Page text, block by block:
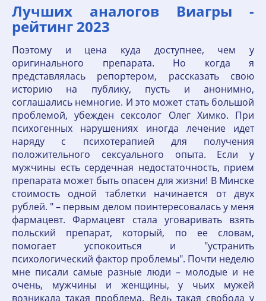
Лучших аналогов Виагры -
рейтинг 2023
Поэтому и цена куда доступнее, чем у
оригинального препарата. Но когда я
представлялась репортером, рассказать свою
историю на публику, пусть и анонимно,
соглашались немногие. И это может стать большой
проблемой, убежден сексолог Олег Химко. При
психогенных нарушениях иногда лечение идет
наряду с психотерапией для получения
положительного сексуального опыта. Если у
мужчины есть сердечная недостаточность, прием
препарата может быть опасен для жизни! В Минске
стоимость одной таблетки начинается от двух
рублей. " – первым делом поинтересовалась у меня
фармацевт. Фармацевт стала уговаривать взять
польский препарат, который, по ее словам,
помогает успокоиться и "устранить
психологический фактор проблемы". Почти неделю
мне писали самые разные люди – молодые и не
очень, мужчины и женщины, у чьих мужей
возникала такая проблема. Ведь такая свобода у